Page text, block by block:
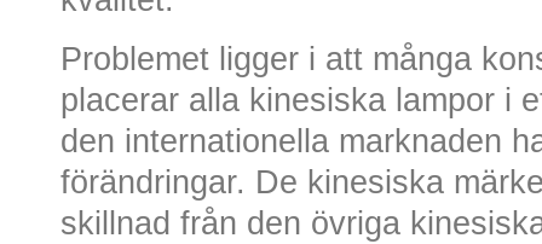
Problemet ligger i att många
placerar alla kinesiska lampor i
den internationella marknaden
förändringar. De kinesiska
skillnad från den övriga